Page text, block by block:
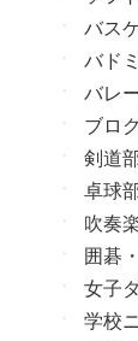
バス
バド
バレ
ブロ
剣道
卓球
吹奏
囲碁
女子
学校